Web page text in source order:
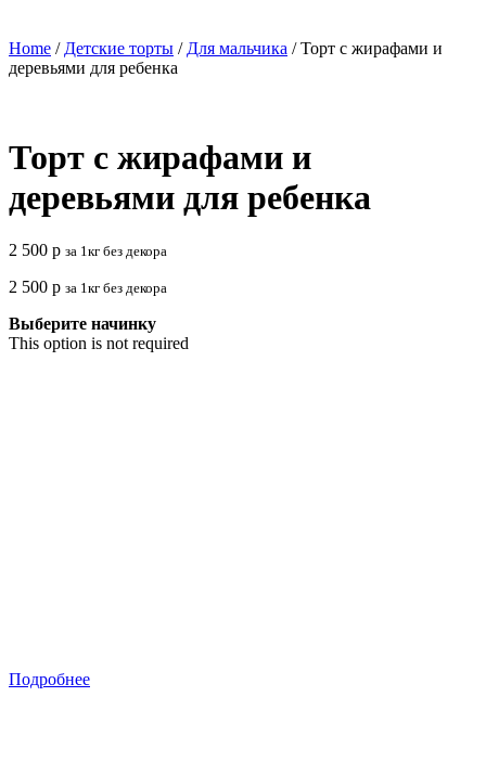
Home / Детские торты / Для мальчика / Торт с жирафами и
деревьями для ребенка
Торт с жирафами и
деревьями для ребенка
2 500 р за 1кг без декора
2 500 р за 1кг без декора
Выберите начинку
This option is not required
Подробнее